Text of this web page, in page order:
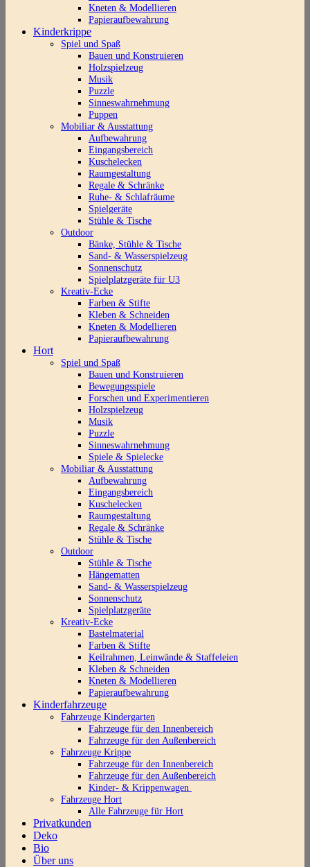
Kneten & Modellieren
Papieraufbewahrung
Kinderkrippe
Spiel und Spaß
Bauen und Konstruieren
Holzspielzeug
Musik
Puzzle
Sinneswahrnehmung
Puppen
Mobiliar & Ausstattung
Aufbewahrung
Eingangsbereich
Kuschelecken
Raumgestaltung
Regale & Schränke
Ruhe- & Schlafräume
Spielgeräte
Stühle & Tische
Outdoor
Bänke, Stühle & Tische
Sand- & Wasserspielzeug
Sonnenschutz
Spielplatzgeräte für U3
Kreativ-Ecke
Farben & Stifte
Kleben & Schneiden
Kneten & Modellieren
Papieraufbewahrung
Hort
Spiel und Spaß
Bauen und Konstruieren
Bewegungsspiele
Forschen und Experimentieren
Holzspielzeug
Musik
Puzzle
Sinneswahrnehmung
Spiele & Spielecke
Mobiliar & Ausstattung
Aufbewahrung
Eingangsbereich
Kuschelecken
Raumgestaltung
Regale & Schränke
Stühle & Tische
Outdoor
Stühle & Tische
Hängematten
Sand- & Wasserspielzeug
Sonnenschutz
Spielplatzgeräte
Kreativ-Ecke
Bastelmaterial
Farben & Stifte
Keilrahmen, Leinwände & Staffeleien
Kleben & Schneiden
Kneten & Modellieren
Papieraufbewahrung
Kinderfahrzeuge
Fahrzeuge Kindergarten
Fahrzeuge für den Innenbereich
Fahrzeuge für den Außenbereich
Fahrzeuge Krippe
Fahrzeuge für den Innenbereich
Fahrzeuge für den Außenbereich
Kinder- & Krippenwagen
Fahrzeuge Hort
Alle Fahrzeuge für Hort
Privatkunden
Deko
Bio
Über uns